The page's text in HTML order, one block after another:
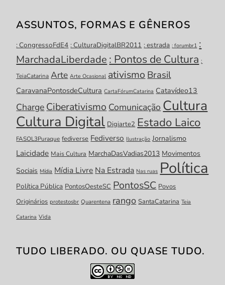
ASSUNTOS, FORMAS E GÊNEROS
: CongressoFdE4 : CulturaDigitalBR2011 : estrada : forumbr1 :
MarchadaLiberdade : Pontos de Cultura :
TeiaCatarina Arte Arte Ocasional ativismoBrasil
CaravanaPontosdeCultura CartaFórumCatarina Catavídeo13
ChargeCiberativismoComunicação Cultura
Cultura Digital Digiarte2 Estado Laico
FASOL3Puraque fediverse Fediverso Ilustração Jornalismo
Laicidade Mais Cultura MarchaDasVadias2013 Movimentos
Sociais Mídia Mídia LivreNa Estrada Nas ruas Política
Política Pública PontosOesteSC PontosSC Povos
Originários protestosbr Quarentena rango SantaCatarina Teia
Catarina Vida
TUDO LIBERADO. OU QUASE TUDO.